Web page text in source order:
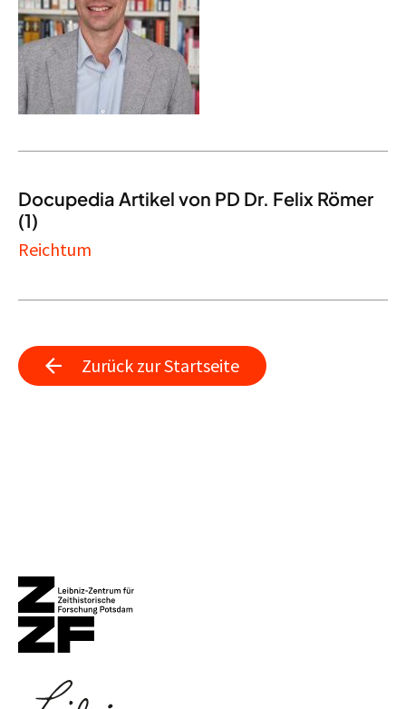
Docupedia Artikel von PD Dr. Felix Römer
(1)
Reichtum
Zurück zur Startseite